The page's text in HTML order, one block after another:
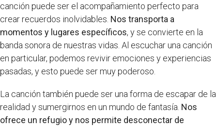
canción puede ser el acompañamiento perfecto para
crear recuerdos inolvidables. Nos transporta a
momentos y lugares específicos, y se convierte en la
banda sonora de nuestras vidas. Al escuchar una canción
en particular, podemos revivir emociones y experiencias
pasadas, y esto puede ser muy poderoso.
La canción también puede ser una forma de escapar de la
realidad y sumergirnos en un mundo de fantasía. Nos
ofrece un refugio y nos permite desconectar de